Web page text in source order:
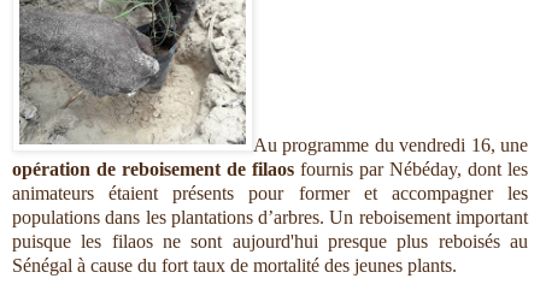
Au programme du vendredi 16, une
opération de reboisement de filaos fournis par Nébéday, dont les
animateurs étaient présents pour former et accompagner les
populations dans les plantations d’arbres. Un reboisement important
puisque les filaos ne sont aujourd'hui presque plus reboisés au
Sénégal à cause du fort taux de mortalité des jeunes plants.